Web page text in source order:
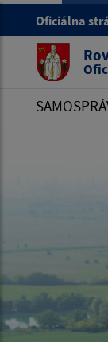
Oficiálna